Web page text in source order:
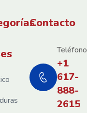
Contacto
+1
617-
888-
2615